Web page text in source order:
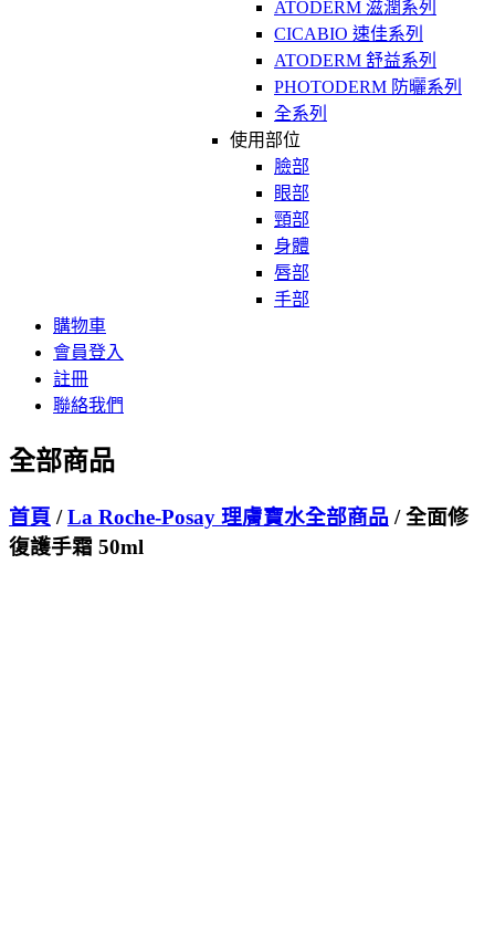
ATODERM 滋潤系列
CICABIO 速佳系列
ATODERM 舒益系列
PHOTODERM 防曬系列
全系列
使用部位
臉部
眼部
頸部
身體
唇部
手部
購物車
會員登入
註冊
聯絡我們
全部商品
首頁 /La Roche-Posay 理膚寶水全部商品 / 全面修
復護手霜 50ml